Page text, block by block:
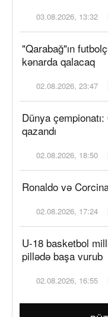
03.08.2026, 13:32
"Qarabağ"ın
kənarda qalacaq
02.08.2026, 23:47
Dünya
qazandı
02.08.2026, 18:50
Ronaldo və
02.08.2026, 17:24
U-18 basketbol
pillədə başa vurub
02.08.2026, 16:55